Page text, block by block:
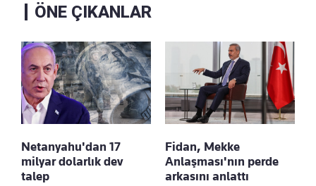
ÖNE ÇIKANLAR
Netanyahu'dan 17
milyar dolarlık dev
talep
Fidan, Mekke
Anlaşması'nın perde
arkasını anlattı